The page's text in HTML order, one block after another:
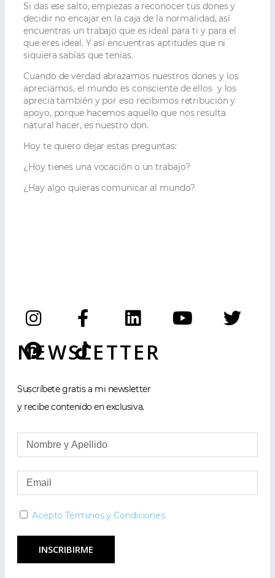
Si das ese salto, empiezas a reconocer tus dones y
decidir no encajar en la caja de la normalidad, así
encuentras un trabajo que es ideal para ti y para el
que eres ideal. Y así encuentras aptitudes que ni
siquiera sabías que tenías.
Cuando de verdad abrazamos nuestros dones y los
apreciamos, el mundo es consciente de ellos y los
aprecia también y por eso recibimos retribución y
apoyo, porque hacemos aquello que nos resulta
natural hacer, es nuestro don.
Hoy te quiero dejar estas preguntas:
¿Hoy tienes una vocación o un trabajo?
¿Hay algo quieras comunicar al mundo?
NEWSLETTER
Suscríbete gratis a mi newsletter
y recibe contenido en exclusiva.
Acepto Términos y Condiciones
INSCRIBIRME